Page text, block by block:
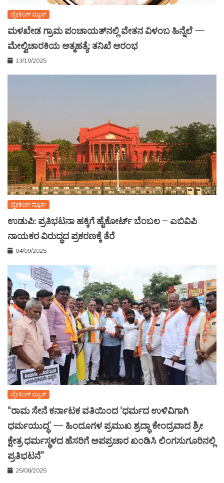
ಬ್ರೇಕಿಂಗ್ ನ್ಯೂಸ್
ಮಳಖೇಡ ಗ್ರಾಮ ಪಂಚಾಯತ್‌ನಲ್ಲಿ ವೇತನ ವಿಳಂಬ ಹಿನ್ನೆಲೆ —
ಮೇಲ್ವಿಚಾರಕಿಯ ಆತ್ಮಹತ್ಯೆ: ತನಿಖೆ ಆರಂಭ
13/10/2025
ಬ್ರೇಕಿಂಗ್ ನ್ಯೂಸ್
ಉಡುಪಿ: ಪ್ರತಿಭಟನಾ ಹಕ್ಕಿಗೆ ಹೈಕೋರ್ಟ್ ಬೆಂಬಲ – ಎಬಿವಿಪಿ
ನಾಯಕರ ವಿರುದ್ಧದ ಪ್ರಕರಣಕ್ಕೆ ತೆರೆ
04/09/2025
ಬ್ರೇಕಿಂಗ್ ನ್ಯೂಸ್
“ರಾಮ ಸೇನೆ ಕರ್ನಾಟಕ ವತಿಯಿಂದ ‘ಧರ್ಮದ ಉಳಿವಿಗಾಗಿ
ಧರ್ಮಯುದ್ಧ’ — ಹಿಂದೂಗಳ ಪ್ರಮುಖ ಶ್ರದ್ಧಾ ಕೇಂದ್ರವಾದ ಶ್ರೀ
ಕ್ಷೇತ್ರ ಧರ್ಮಸ್ಥಳದ ಹೆಸರಿಗೆ ಅಪಪ್ರಚಾರ ಖಂಡಿಸಿ ಲಿಂಗಸುಗೂರಿನಲ್ಲಿ
ಪ್ರತಿಭಟನೆ”
25/08/2025